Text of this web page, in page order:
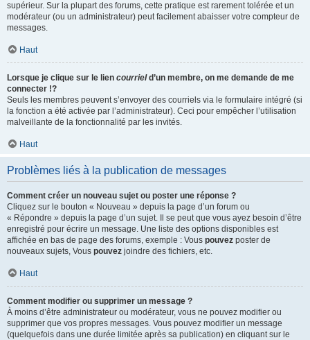
supérieur. Sur la plupart des forums, cette pratique est rarement tolérée et un
modérateur (ou un administrateur) peut facilement abaisser votre compteur de
messages.
Haut
Lorsque je clique sur le lien courrield’un membre, on me demande de me
connecter !?
Seuls les membres peuvent s’envoyer des courriels via le formulaire intégré (si
la fonction a été activée par l’administrateur). Ceci pour empêcher l’utilisation
malveillante de la fonctionnalité par les invités.
Haut
Problèmes liés à la publication de messages
Comment créer un nouveau sujet ou poster une réponse ?
Cliquez sur le bouton « Nouveau » depuis la page d’un forum ou
« Répondre » depuis la page d’un sujet. Il se peut que vous ayez besoin d’être
enregistré pour écrire un message. Une liste des options disponibles est
affichée en bas de page des forums, exemple : Vous pouvez poster de
nouveaux sujets, Vous pouvez joindre des fichiers, etc.
Haut
Comment modifier ou supprimer un message ?
À moins d’être administrateur ou modérateur, vous ne pouvez modifier ou
supprimer que vos propres messages. Vous pouvez modifier un message
(quelquefois dans une durée limitée après sa publication) en cliquant sur le